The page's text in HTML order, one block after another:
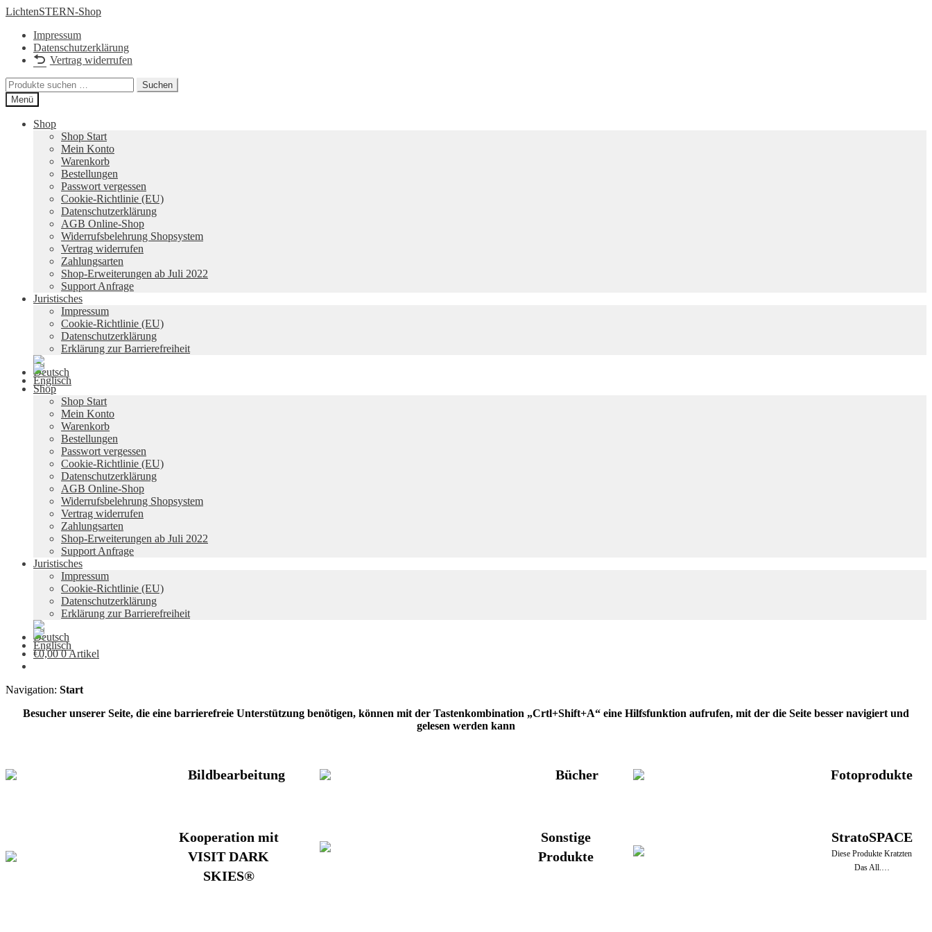
Zur
springen
Zum
springen
LichtenSTERN-Shop
Impressum
Datenschutzerklärung
Vertrag widerrufen
Suchen
nach:
Suchen
Menü
Shop
Shop Start
Mein Konto
Warenkorb
Bestellungen
Passwort vergessen
Cookie-Richtlinie (EU)
Datenschutzerklärung
AGB Online-Shop
Widerrufsbelehrung Shopsystem
Vertrag widerrufen
Zahlungsarten
Shop-Erweiterungen ab Juli 2022
Support Anfrage
Juristisches
Impressum
Cookie-Richtlinie (EU)
Datenschutzerklärung
Erklärung zur Barrierefreiheit
Shop
Shop Start
Mein Konto
Warenkorb
Bestellungen
Passwort vergessen
Cookie-Richtlinie (EU)
Datenschutzerklärung
AGB Online-Shop
Widerrufsbelehrung Shopsystem
Vertrag widerrufen
Zahlungsarten
Shop-Erweiterungen ab Juli 2022
Support Anfrage
Juristisches
Impressum
Cookie-Richtlinie (EU)
Datenschutzerklärung
Erklärung zur Barrierefreiheit
€0,00 0 Artikel
Navigation: Start
Besucher unserer Seite, die eine barrierefreie Unterstützung benötigen, können mit der Tastenkombination „Crtl+Shift+A“ eine Hilfsfunktion aufrufen, mit der die Seite besser navigiert und
gelesen werden kann
Bildbearbeitung Bücher Fotoprodukte
Kooperation mit
VISIT DARK
SKIES®
Sonstige
Produkte
StratoSPACE
Diese Produkte Kratzten
Das All.…